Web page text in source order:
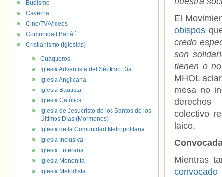
El
obispos
credo
son
tienen o
MHOL
mesa no
colectivo
laico.
Mientras
Budismo
Caverna
Cine/TV/Videos
Comunidad Bahá'í
Cristianismo (Iglesias)
Cuáqueros
Iglesia Adventista del Séptimo Día
Iglesia Anglicana
Iglesia Bautista
Iglesia Católica
Iglesia de Jesucristo de los Santos de los
Últimos Días (Mormones)
Iglesia de la Comunidad Metropolitana
Iglesia Inclusiva
Iglesia Luterana
Iglesia Menonita
Iglesia Metodista